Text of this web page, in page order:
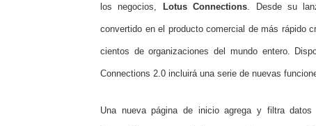
los negocios, Lotus Connections . Desde su
convertido en el producto comercial de más rápido
cientos de organizaciones del mundo entero.
Connections 2.0 incluirá una serie de nuevas
Una nueva página de inicio agrega y filtra